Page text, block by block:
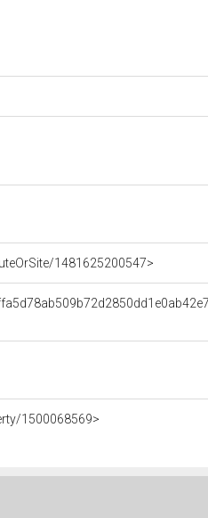
1481625200547>
1500068569>